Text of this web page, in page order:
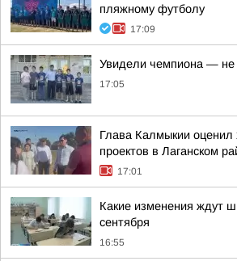
пляжному футболу
17:09
Увидели чемпиона — не
17:05
Глава Калмыкии оценил
проектов в Лаганском
17:01
Какие изменения ждут
сентября
16:55